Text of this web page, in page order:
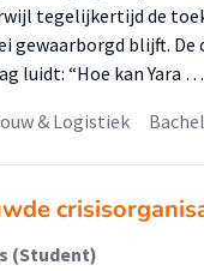
tegelijkertijd de
gewaarborgd blijft. De
luidt: “Hoe kan Yara …
& Logistiek
(Student)